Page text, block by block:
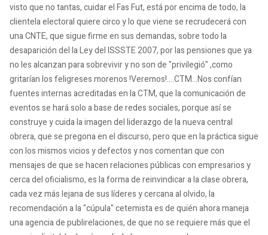
visto que no tantas, cuidar el Fas Fut, está por encima de todo, la
clientela electoral quiere circo y lo que viene se recrudecerá con
una CNTE, que sigue firme en sus demandas, sobre todo la
desaparición del la Ley del ISSSTE 2007, por las pensiones que ya
no les alcanzan para sobrevivir y no son de "privilegió" ,como
gritarían los feligreses morenos !Veremos!....CTM...Nos confían
fuentes internas acreditadas en la CTM, que la comunicación de
eventos se hará solo a base de redes sociales, porque así se
construye y cuida la imagen del liderazgo de la nueva central
obrera, que se pregona en el discurso, pero que en la práctica sigue
con los mismos vicios y defectos y nos comentan que con
mensajes de que se hacen relaciones públicas con empresarios y
cerca del oficialismo, es la forma de reinvindicar a la clase obrera,
cada vez más lejana de sus líderes y cercana al olvido, la
recomendación a la "cúpula" cetemista es de quién ahora maneja
una agencia de publirelaciones, de que no se requiere más que el